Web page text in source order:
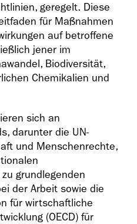
geregelt. Diese
für Maßnahmen
auf betroffene
jener im
Biodiversität,
Chemikalien und
sich an
darunter die UN-
und Menschenrechte,
grundlegenden
der Arbeit sowie die
für wirtschaftliche
(OECD) für